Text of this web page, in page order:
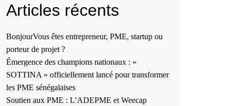
Articles récents
BonjourVous êtes entrepreneur, PME, startup ou
porteur de projet ?
Émergence des champions nationaux : «
SOTTINA » officiellement lancé pour transformer
les PME sénégalaises
Soutien aux PME : L’ADEPME et Weecap